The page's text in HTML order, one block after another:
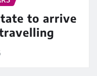
to arrive